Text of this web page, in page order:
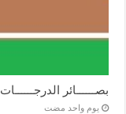
بصــــــائر الدرجــــــات
‏يوم واحد مضت